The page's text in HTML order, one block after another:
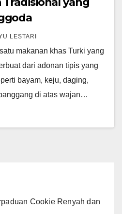
LESTARI
makanan khas Turki yang
dari adonan tipis yang
bayam, keju, daging,
di atas wajan…
Cookie Renyah dan